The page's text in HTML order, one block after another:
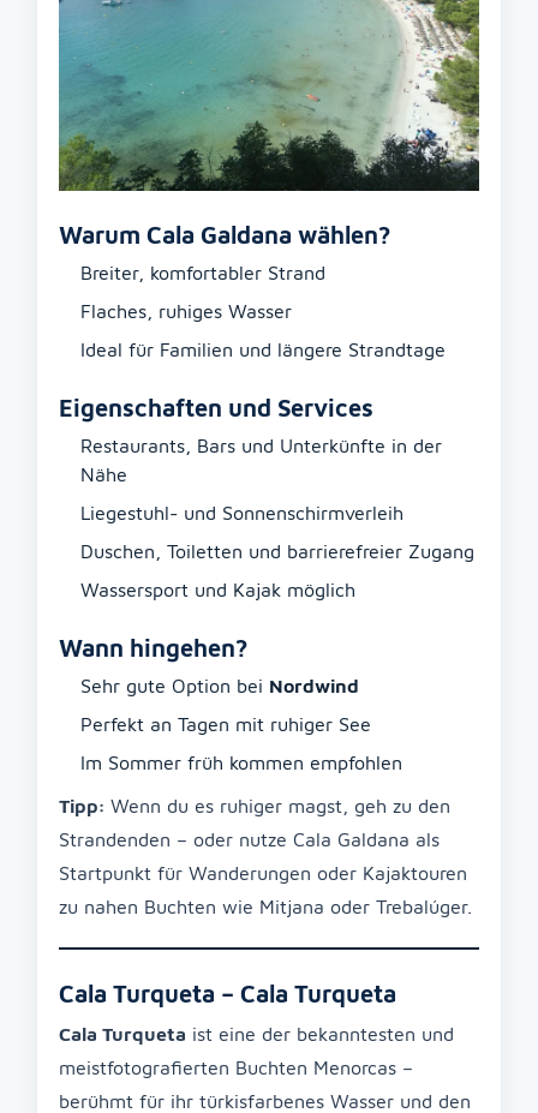
Warum Cala Galdana wählen?
Breiter, komfortabler Strand
Flaches, ruhiges Wasser
Ideal für Familien und längere Strandtage
Eigenschaften und Services
Restaurants, Bars und Unterkünfte in der
Nähe
Liegestuhl- und Sonnenschirmverleih
Duschen, Toiletten und barrierefreier Zugang
Wassersport und Kajak möglich
Wann hingehen?
Sehr gute Option bei Nordwind
Perfekt an Tagen mit ruhiger See
Im Sommer früh kommen empfohlen
Tipp: Wenn du es ruhiger magst, geh zu den
Strandenden – oder nutze Cala Galdana als
Startpunkt für Wanderungen oder Kajaktouren
zu nahen Buchten wie Mitjana oder Trebalúger.
Cala Turqueta – Cala Turqueta
Cala Turqueta ist eine der bekanntesten und
meistfotografierten Buchten Menorcas –
berühmt für ihr türkisfarbenes Wasser und den